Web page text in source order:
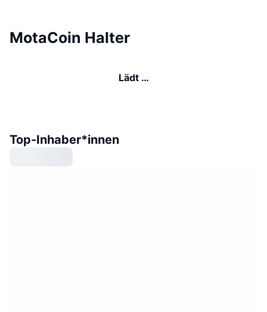
MotaCoin Halter
Lädt …
Top-Inhaber*innen